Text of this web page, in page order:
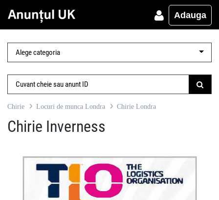
Adauga
Chirie Locuri de munca Londra Chirie Londra
Chirie Inverness